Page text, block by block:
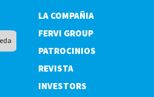
LA COMPAÑIA
FERVI GROUP
PATROCINIOS
REVISTA
INVESTORS